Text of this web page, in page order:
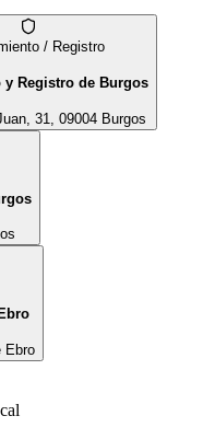
/ Registro
y Registro de Burgos
31, 09004 Burgos
Ebro